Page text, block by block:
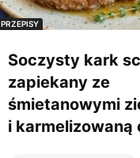
PRZEPISY
Soczysty kark
zapiekany ze
śmietanowymi
i karmelizowaną